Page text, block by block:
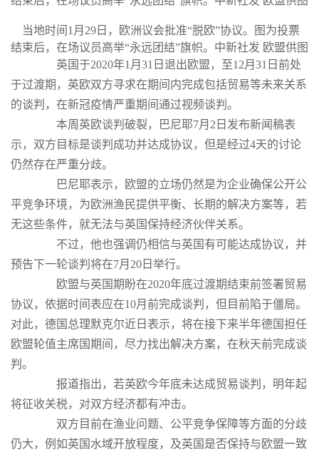
当地时间1月29日，欧洲议会批准“脱欧”协议。图为投票
结束后，在场议员高举“永远团结”旗帜。中新社发 欧盟供图
英国于2020年1月31日退出欧盟，至12月31日前处
于过渡期，英欧双方寻求在期间内完成包括贸易等未来关系
的谈判，在新冠疫情严重期间通过视频谈判。
本周英欧谈判破裂，巴尼耶7月2日发布新闻稿表
示，双方目标是谈判成功并达成协议，但是经过4天的讨论
仍然存在严重分歧。
巴尼耶表示，欧盟的立场仍然是为企业确保公开公
平竞争环境，为欧洲渔民提供平衡、长期的解决方案等，若
无这些条件，就无法与英国保持经济伙伴关系。
不过，他也强调仍相信与英国有可能达成协议，并
预告下一轮谈判将在7月20日举行。
欧盟与英国期盼在2020年底过渡期结束前签署贸易
协议，依据时间表应在10月前完成谈判，但目前陷于僵局。
对此，德国总理默克尔近日表示，将在接下来半年德国担任
欧盟轮值主席国期间，尽力找出解决方案，在秋天前完成谈
判。
报道指出，若英欧今年底未达成贸易谈判，明年起
将征收关税，对双方经济都有冲击。
双方目前在渔业问题、公平竞争保障等方面的分歧
仍大，例如英国水域开放程度，及英国是否保持与欧盟一致